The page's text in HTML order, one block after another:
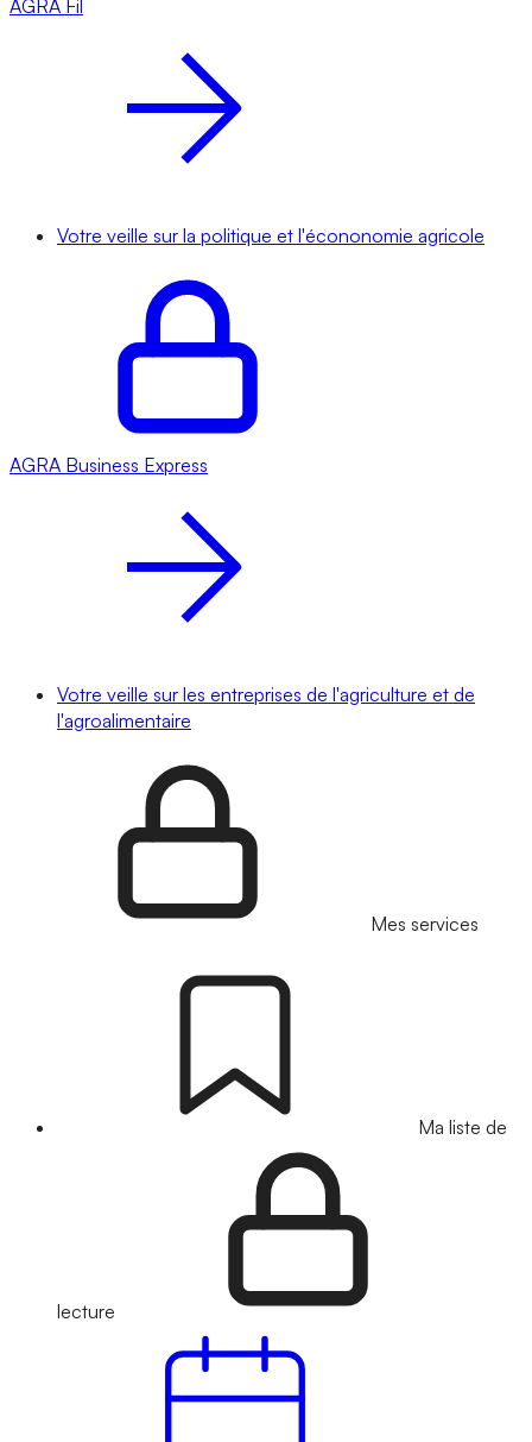
AGRA Fil
Votre veille sur la politique et l'écononomie agricole
AGRA Business Express
Votre veille sur les entreprises de l'agriculture et de
l'agroalimentaire
Mes services
Ma liste de
lecture